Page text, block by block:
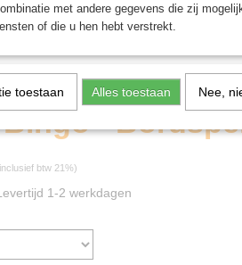
-
btw 21%)
1-2 werkdagen
met andere gegevens die zij
of die u hen hebt verstrekt.
toestaan Alles toestaan Nee,